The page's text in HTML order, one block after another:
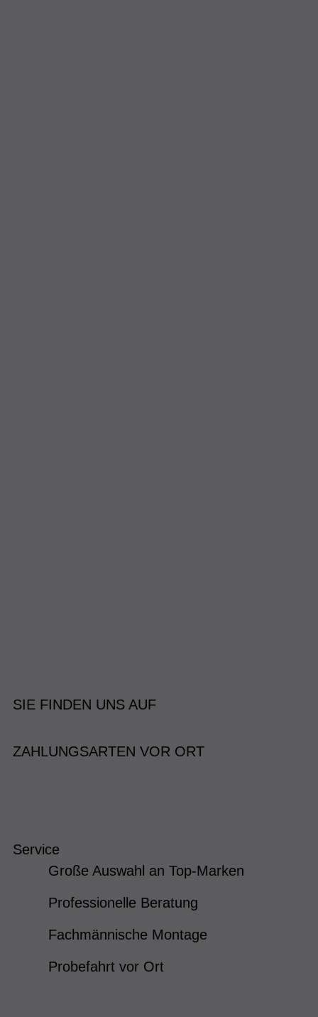
SIE FINDEN UNS AUF
ZAHLUNGSARTEN VOR ORT
Service
Große Auswahl an Top-Marken
Professionelle Beratung
Fachmännische Montage
Probefahrt vor Ort